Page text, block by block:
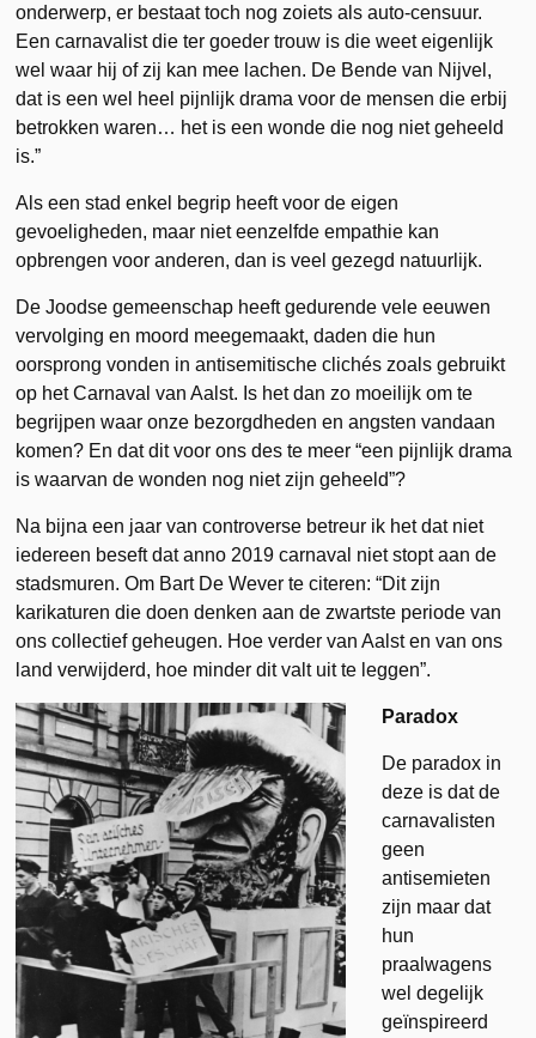
onderwerp, er bestaat toch nog zoiets als auto-censuur.
Een carnavalist die ter goeder trouw is die weet eigenlijk
wel waar hij of zij kan mee lachen. De Bende van Nijvel,
dat is een wel heel pijnlijk drama voor de mensen die erbij
betrokken waren… het is een wonde die nog niet geheeld
is.”
Als een stad enkel begrip heeft voor de eigen
gevoeligheden, maar niet eenzelfde empathie kan
opbrengen voor anderen, dan is veel gezegd natuurlijk.
De Joodse gemeenschap heeft gedurende vele eeuwen
vervolging en moord meegemaakt, daden die hun
oorsprong vonden in antisemitische clichés zoals gebruikt
op het Carnaval van Aalst. Is het dan zo moeilijk om te
begrijpen waar onze bezorgdheden en angsten vandaan
komen? En dat dit voor ons des te meer “een pijnlijk drama
is waarvan de wonden nog niet zijn geheeld”?
Na bijna een jaar van controverse betreur ik het dat niet
iedereen beseft dat anno 2019 carnaval niet stopt aan de
stadsmuren. Om Bart De Wever te citeren: “Dit zijn
karikaturen die doen denken aan de zwartste periode van
ons collectief geheugen. Hoe verder van Aalst en van ons
land verwijderd, hoe minder dit valt uit te leggen”.
Paradox
De paradox in
deze is dat de
carnavalisten
geen
antisemieten
zijn maar dat
hun
praalwagens
wel degelijk
geïnspireerd